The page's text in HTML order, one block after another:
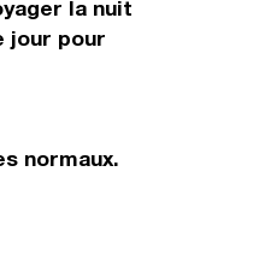
la nuit
jour pour
normaux.